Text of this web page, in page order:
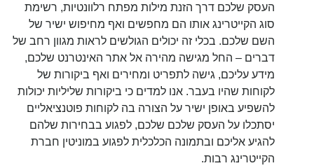
העסק שלכם דרך הזנת מילות מפתח רלוונטיות, רשימת
סוג הקייטרינג אותו הם מחפשים ואף מחיפוש ישיר של
השם שלכם. בכלי זה יכולים הגולשים לראות מגוון רחב של
דברים – החל מגישה מהירה אל אתר האינטרנט שלכם,
מידע עליכם, גישה לתפריט ומחירים ואף ביקורות של
לקוחות שהיו בעבר. אנו למדים כי ביקורות שליליות יכולות
להשפיע באופן ישיר על הצורה בה לקוחות פוטנציאליים
יסתכלו על העסק שלכם שלכם, לפגוע בבחירות שלהם
להגיע אליכם ובתמונה הכלכלית לפגוע במוניטין חברת
הקייטרינג רבות.